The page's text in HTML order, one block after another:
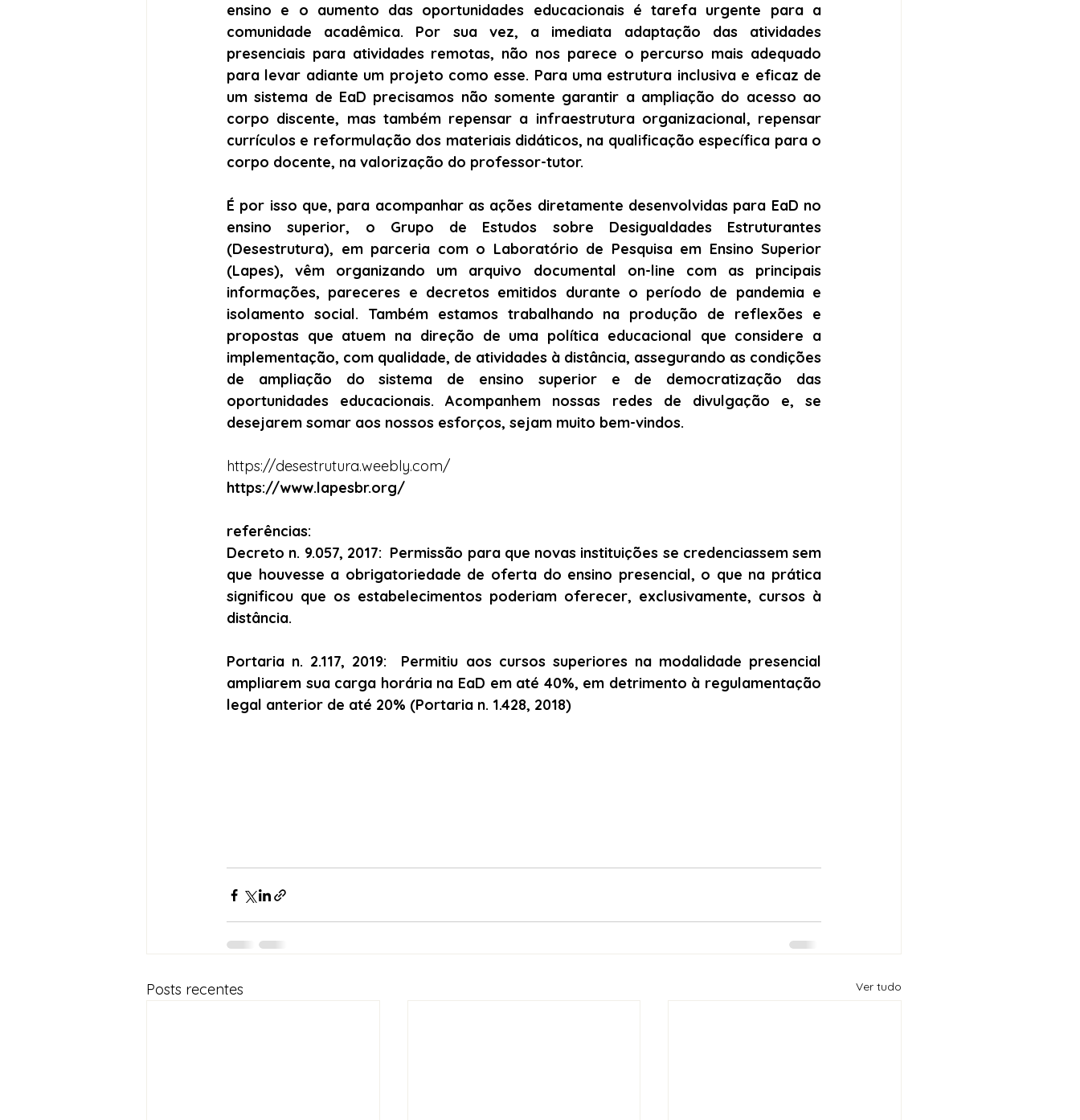
ensino e o aumento das oportunidades educacionais é tarefa urgente para a
comunidade acadêmica. Por sua vez, a imediata adaptação das atividades
presenciais para atividades remotas, não nos parece o percurso mais adequado
para levar adiante um projeto como esse. Para uma estrutura inclusiva e eficaz de
um sistema de EaD precisamos não somente garantir a ampliação do acesso ao
corpo discente, mas também repensar a infraestrutura organizacional, repensar
currículos e reformulação dos materiais didáticos, na qualificação específica para o
corpo docente, na valorização do professor-tutor.
É por isso que, para acompanhar as ações diretamente desenvolvidas para EaD no
ensino superior, o Grupo de Estudos sobre Desigualdades Estruturantes
(Desestrutura), em parceria com o Laboratório de Pesquisa em Ensino Superior
(Lapes), vêm organizando um arquivo documental on-line com as principais
informações, pareceres e decretos emitidos durante o período de pandemia e
isolamento social. Também estamos trabalhando na produção de reflexões e
propostas que atuem na direção de uma política educacional que considere a
implementação, com qualidade, de atividades à distância, assegurando as condições
de ampliação do sistema de ensino superior e de democratização das
oportunidades educacionais. Acompanhem nossas redes de divulgação e, se
desejarem somar aos nossos esforços, sejam muito bem-vindos.
https://desestrutura.weebly.com/
https://www.lapesbr.org/
referências:
Decreto n. 9.057, 2017:  Permissão para que novas instituições se credenciassem sem
que houvesse a obrigatoriedade de oferta do ensino presencial, o que na prática
significou que os estabelecimentos poderiam oferecer, exclusivamente, cursos à
distância.
Portaria n. 2.117, 2019:  Permitiu aos cursos superiores na modalidade presencial
ampliarem sua carga horária na EaD em até 40%, em detrimento à regulamentação
legal anterior de até 20% (Portaria n. 1.428, 2018)
Posts recentes Ver tudo